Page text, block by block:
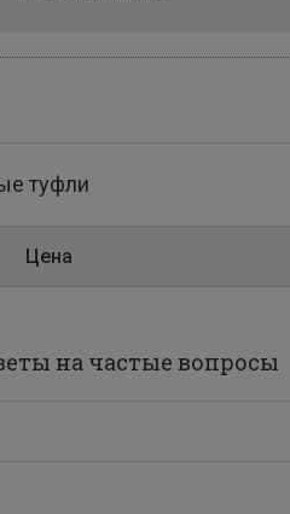
туфли
Цена
на частые вопросы